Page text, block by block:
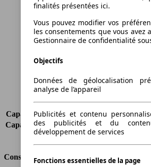
Hauteur
1501
Largeur
1792
Poids maximum
Portes
5
Sièges
Charge sur toit
-
Capacité de remorquage (sans freins) 750
Capacité de remorquage (avec freins) 1800
Volume du coffre
Consommation
finalités présentées ici.
Vous pouvez modifier vos
les consentements que vous avez
Gestionnaire de confidentialité
Objectifs
Données de géolocalisation
analyse de l’appareil
Publicités et contenu
des publicités et du
développement de services
Fonctions essentielles de la page